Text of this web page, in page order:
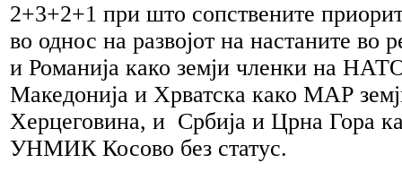
2+3+2+1 при што сопствените
во однос на развојот на настаните во
и Романија како земји членки на
Македонија и Хрватска како МАР
Херцеговина, и Србија и Црна Гора
УНМИК Косово без статус.